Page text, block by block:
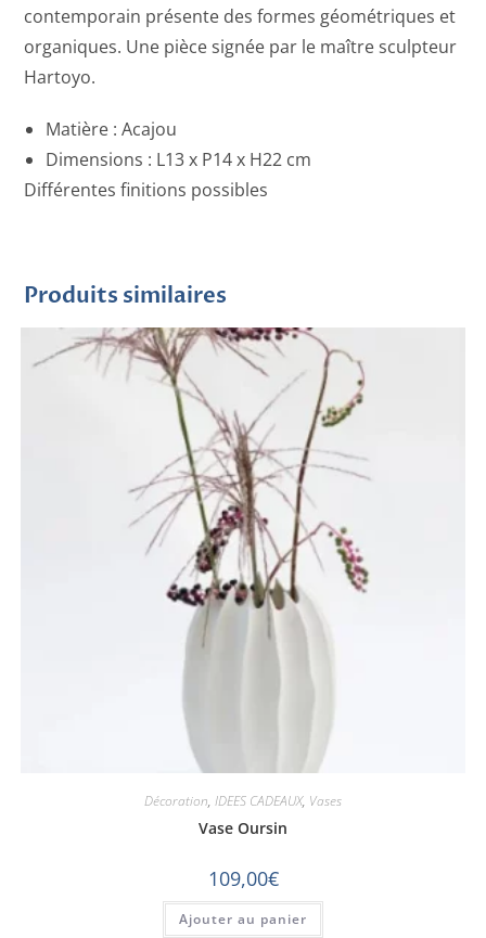
contemporain présente des formes géométriques et
organiques. Une pièce signée par le maître sculpteur
Hartoyo.
Matière : Acajou
Dimensions : L13 x P14 x H22 cm
Différentes finitions possibles
Produits similaires
Décoration, IDEES CADEAUX, Vases
Vase Oursin
109,00€
Ajouter au panier